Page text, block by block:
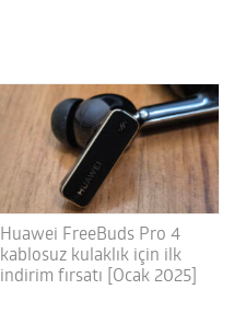
Huawei FreeBuds Pro 4
kablosuz kulaklık için ilk
indirim fırsatı [Ocak 2025]